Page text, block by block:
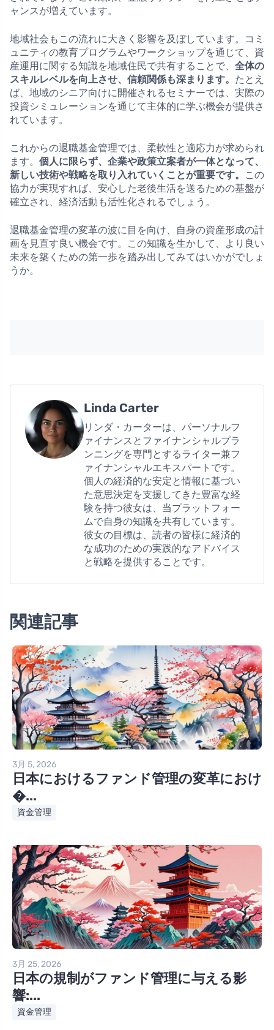
ャンスが増えています。
地域社会もこの流れに大きく影響を及ぼしています。コミ
ュニティの教育プログラムやワークショップを通じて、資
産運用に関する知識を地域住民で共有することで、 全体の
スキルレベルを向上させ、信頼関係も深まります。 たとえ
ば、地域のシニア向けに開催されるセミナーでは、実際の
投資シミュレーションを通じて主体的に学ぶ機会が提供さ
れています。
これからの退職基金管理では、柔軟性と適応力が求められ
ます。 個人に限らず、企業や政策立案者が一体となって、
新しい技術や戦略を取り入れていくことが重要です。
この
協力が実現すれば、安心した老後生活を送るための基盤が
確立され、経済活動も活性化されるでしょう。
退職基金管理の変革の波に目を向け、自身の資産形成の計
画を見直す良い機会です。この知識を生かして、より良い
未来を築くための第一歩を踏み出してみてはいかがでしょ
うか。
Linda Carter
リンダ・カーターは、パーソナルフ
ァイナンスとファイナンシャルプラ
ンニングを専門とするライター兼フ
ァイナンシャルエキスパートです。
個人の経済的な安定と情報に基づい
た意思決定を支援してきた豊富な経
験を持つ彼女は、当プラットフォー
ムで自身の知識を共有しています。
彼女の目標は、読者の皆様に経済的
な成功のための実践的なアドバイス
と戦略を提供することです。
関連記事
3月 5, 2026
日本におけるファンド管理の変革におけ
�...
資金管理
3月 25, 2026
日本の規制がファンド管理に与える影
響:...
資金管理